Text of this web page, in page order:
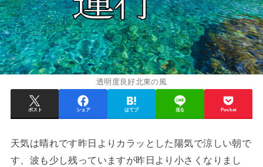
透明度良好北東の風
ポスト シェア はてブ 送る Pocket
天気は晴れです昨日よりカラッとした陽気で涼しい朝で
す、波も少し残っていますが昨日より小さくなりまし